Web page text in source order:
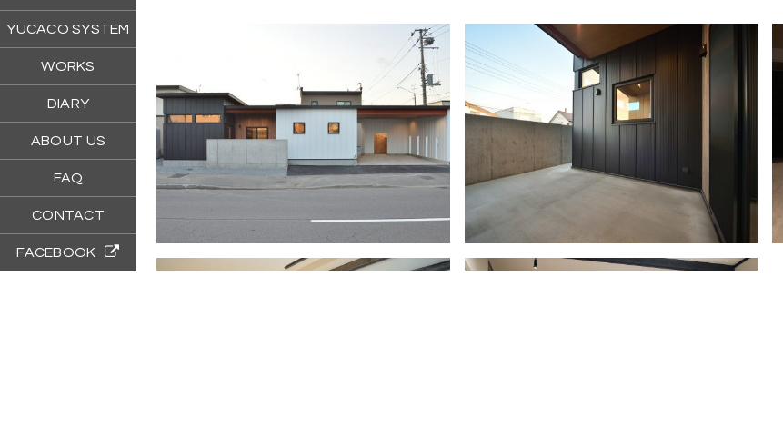
YUCACO SYSTEM
WORKS
DIARY
ABOUT US
FAQ
CONTACT
FACEBOOK